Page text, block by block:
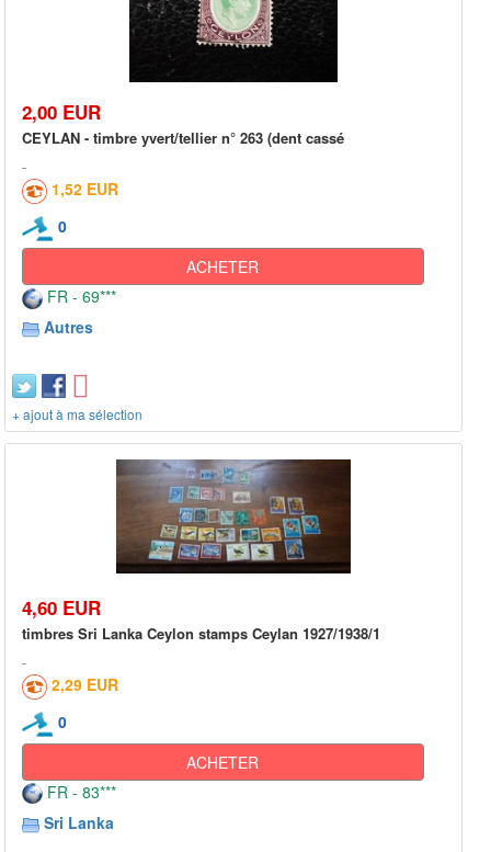
2,00 EUR
CEYLAN - timbre yvert/tellier n° 263 (dent cassé
1,52 EUR
0
ACHETER
FR - 69***
Autres
+ ajout à ma sélection
4,60 EUR
timbres Sri Lanka Ceylon stamps Ceylan 1927/1938/1
2,29 EUR
0
ACHETER
FR - 83***
Sri Lanka